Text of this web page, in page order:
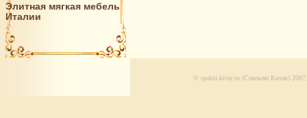
Элитная мягкая мебель
Италии
© spalni-kitay.ru (Спальни Китая) 2007.